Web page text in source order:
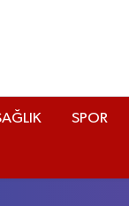
SPOR